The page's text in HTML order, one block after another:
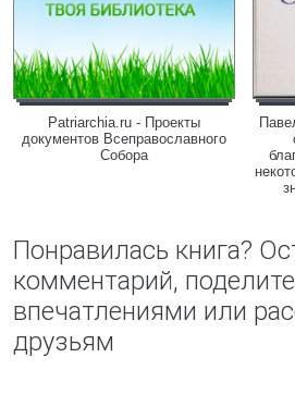
Patriarchia.ru - Проекты
документов Всеправославного
Собора
Понравилась книга?
комментарий,
впечатлениями или
друзьям